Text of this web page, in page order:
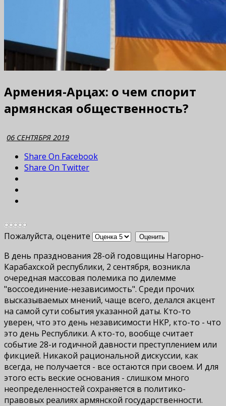
Армения-Арцах: о чем спорит
армянская общественность?
06 СЕНТЯБРЯ 2019
Share On Facebook
Share On Twitter
Пожалуйста, оцените
В день празднования 28-ой годовщины Нагорно-
Карабахской республики, 2 сентября, возникла
очередная массовая полемика по дилемме
"воссоединение-независимость". Среди прочих
высказываемых мнений, чаще всего, делался акцент
на самой сути события указанной даты. Кто-то
уверен, что это день независимости НКР, кто-то - что
это день Республики. А кто-то, вообще считает
событие 28-и годичной давности преступлением или
фикцией. Никакой рациональной дискуссии, как
всегда, не получается - все остаются при своем. И для
этого есть веские основания - слишком много
неопределенностей сохраняется в политико-
правовых реалиях армянской государственности.